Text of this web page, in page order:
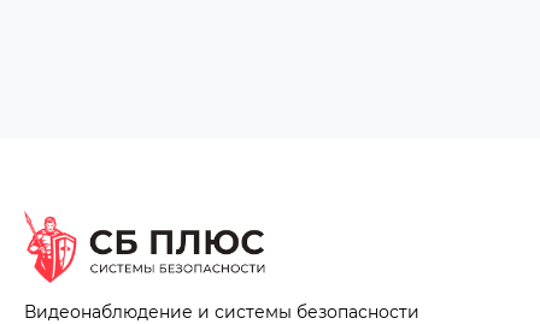
Видеонаблюдение и системы безопасности